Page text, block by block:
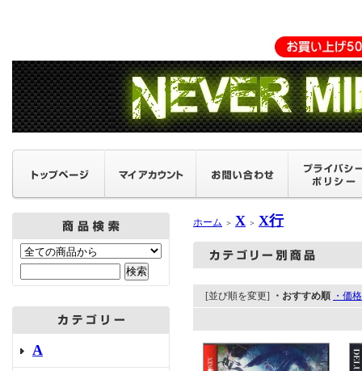
A
ホーム ＞ X ＞ X行
[並び順を変更] ・おすすめ順 ・価